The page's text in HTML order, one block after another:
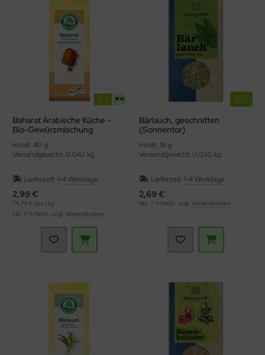
Baharat Arabische Küche -
Bio-Gewürzmischung
Inhalt: 40 g
Versandgewicht: 0,042 kg
Lieferzeit: 1-4 Werktage
2,99 €
74,75 € pro 1 kg
inkl. 7 % MwSt. zzgl. Versandkosten
Bärlauch, geschnitten
(Sonnentor)
Inhalt: 18 g
Versandgewicht: 0,030 kg
Lieferzeit: 1-4 Werktage
2,69 €
inkl. 7 % MwSt. zzgl. Versandkosten